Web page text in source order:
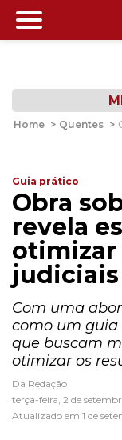
Home > Quentes >
Guia prático
Obra
revela
otimizar
judiciais
Com uma
como um guia
que buscam
otimizar os
Da Redação
terça-feira, 2 de
Atualizado em 1 de